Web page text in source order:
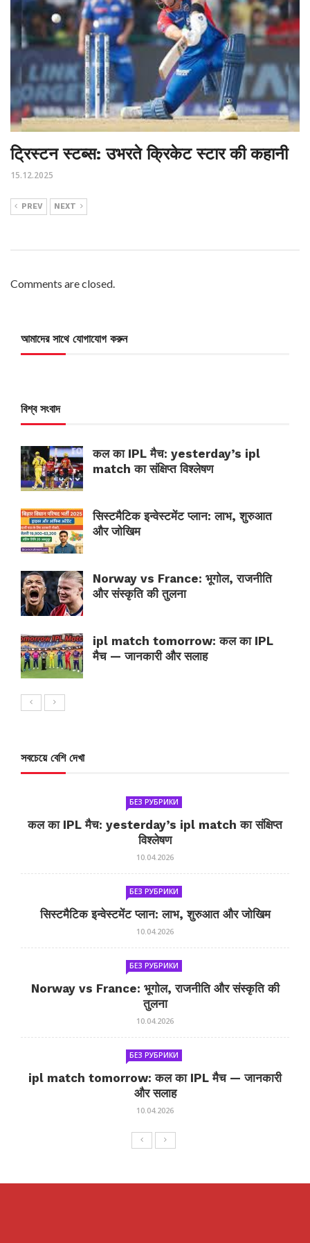
ट्रिस्टन स्टब्स: उभरते क्रिकेट स्टार की कहानी
15.12.2025
PREV NEXT
Comments are closed.
আমাদের সাথে যোগাযোগ করুন
বিশ্ব সংবাদ
कल का IPL मैच: yesterday’s ipl
match का संक्षिप्त विश्लेषण
सिस्टमैटिक इन्वेस्टमेंट प्लान: लाभ, शुरुआत
और जोखिम
Norway vs France: भूगोल, राजनीति
और संस्कृति की तुलना
ipl match tomorrow: कल का IPL
मैच — जानकारी और सलाह
সবচেয়ে বেশি দেখা
БЕЗ РУБРИКИ
कल का IPL मैच: yesterday’s ipl match का संक्षिप्त
विश्लेषण
10.04.2026
БЕЗ РУБРИКИ
सिस्टमैटिक इन्वेस्टमेंट प्लान: लाभ, शुरुआत और जोखिम
10.04.2026
БЕЗ РУБРИКИ
Norway vs France: भूगोल, राजनीति और संस्कृति की
तुलना
10.04.2026
БЕЗ РУБРИКИ
ipl match tomorrow: कल का IPL मैच — जानकारी
और सलाह
10.04.2026